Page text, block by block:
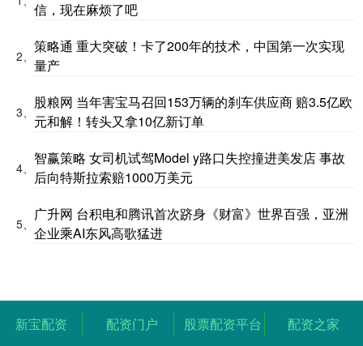
信，现在麻烦了吧
2、
策略通 重大突破！卡了200年的技术，中国第一次实现
量产
3、
股粮网 当年害宝马召回153万辆的刹车供应商 赔3.5亿欧
元和解！转头又拿10亿新订单
4、
智赢策略 女司机试驾Model y路口失控撞进美发店 事故
后向特斯拉索赔1000万美元
5、
广升网 台积电和腾讯首次跻身《财富》世界百强，亚洲
企业乘AI东风高歌猛进
新宝配资 配资门户 股票配资平台 配资之家